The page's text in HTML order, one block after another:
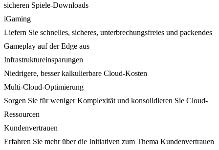
sicheren Spiele-Downloads
iGaming
Liefern Sie schnelles, sicheres, unterbrechungsfreies und packendes
Gameplay auf der Edge aus
Infrastruktureinsparungen
Niedrigere, besser kalkulierbare Cloud-Kosten
Multi-Cloud-Optimierung
Sorgen Sie für weniger Komplexität und konsolidieren Sie Cloud-
Ressourcen
Kundenvertrauen
Erfahren Sie mehr über die Initiativen zum Thema Kundenvertrauen